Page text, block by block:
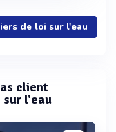
de loi sur l'eau
client
sur l'eau